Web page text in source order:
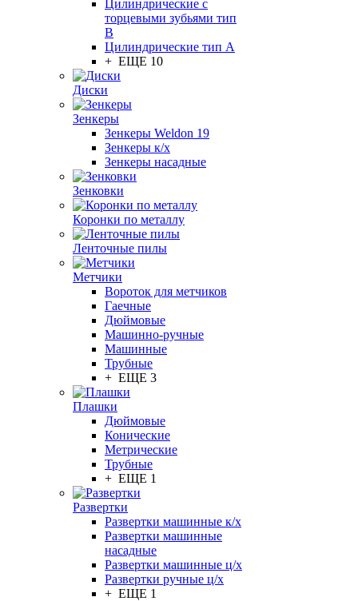
Цилиндрические с
торцевыми зубьями тип
B
Цилиндрические тип А
+ ЕЩЕ 10
Диски
Зенкеры
Зенкеры Weldon 19
Зенкеры к/х
Зенкеры насадные
Зенковки
Коронки по металлу
Ленточные пилы
Метчики
Вороток для метчиков
Гаечные
Дюймовые
Машинно-ручные
Машинные
Трубные
+ ЕЩЕ 3
Плашки
Дюймовые
Конические
Метрические
Трубные
+ ЕЩЕ 1
Развертки
Развертки машинные к/х
Развертки машинные
насадные
Развертки машинные ц/х
Развертки ручные ц/х
+ ЕЩЕ 1